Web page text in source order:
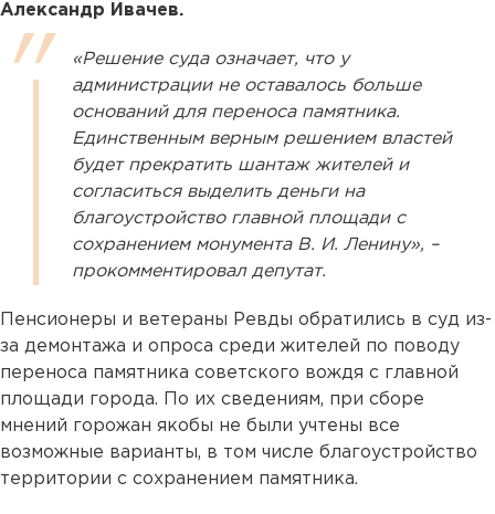
Александр Ивачев.
«Решение суда означает, что у
администрации не оставалось больше
оснований для переноса памятника.
Единственным верным решением властей
будет прекратить шантаж жителей и
согласиться выделить деньги на
благоустройство главной площади с
сохранением монумента В. И. Ленину», –
прокомментировал депутат.
Пенсионеры и ветераны Ревды обратились в суд из-
за демонтажа и опроса среди жителей по поводу
переноса памятника советского вождя с главной
площади города. По их сведениям, при сборе
мнений горожан якобы не были учтены все
возможные варианты, в том числе благоустройство
территории с сохранением памятника.